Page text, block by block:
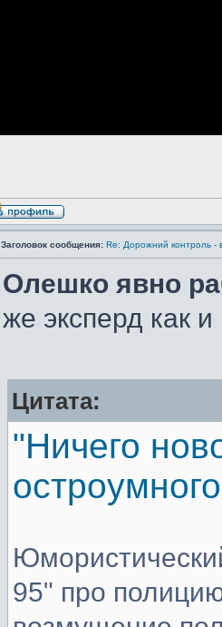
Заголовок сообщения: Re: Дорожний контроль -
Олешко явно
же эксперд как
Цитата:
"Ничего
95" про